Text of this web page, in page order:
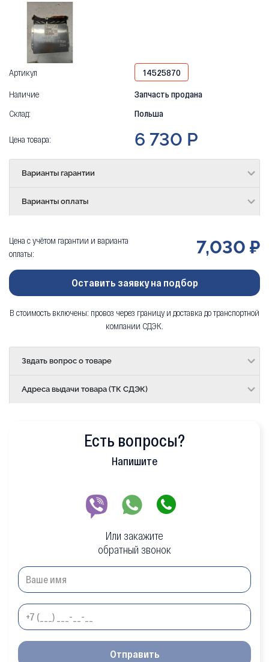
Артикул
14525870
Наличие
Запчасть продана
Склад:
Польша
Цена товара: 6 730 Р
Варианты гарантии
Варианты оплаты
Цена с учётом гарантии и варианта
оплаты:
7,030 ₽
Оставить заявку на подбор
В стоимость включены: провоз через границу и доставка до транспортной
компании СДЭК.
Звдать вопрос о товаре
Адреса выдачи товара (ТК СДЭК)
Есть вопросы?
Напишите
Или закажите
обратный звонок
Отправить